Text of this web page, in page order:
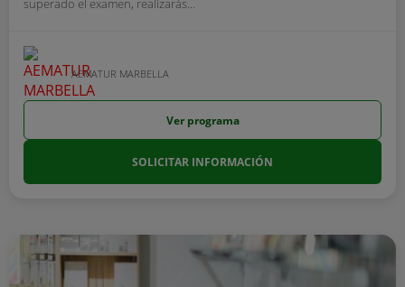
superado el examen, realizarás...
AEMATUR MARBELLA
Ver programa
SOLICITAR INFORMACIÓN